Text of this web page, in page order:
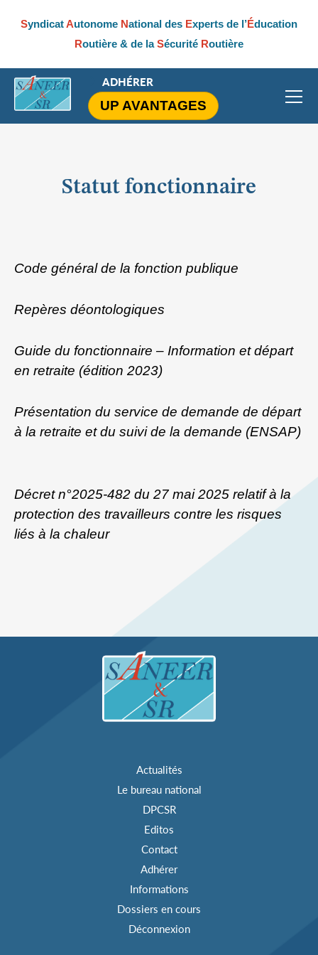
SyndicatAutonome National des Experts de l’Éducation
Routière & de laSécurité Routière
ADHÉRER
UP AVANTAGES
Statut fonctionnaire
Code général de la fonction publique
Repères déontologiques
Guide du fonctionnaire – Information et départ
en retraite (édition 2023)
Présentation du service de demande de départ
à la retraite et du suivi de la demande (ENSAP)
Décret n°2025-482 du 27 mai 2025 relatif à la
protection des travailleurs contre les risques
liés à la chaleur
Actualités
Le bureau national
DPCSR
Editos
Contact
Adhérer
Informations
Dossiers en cours
Déconnexion